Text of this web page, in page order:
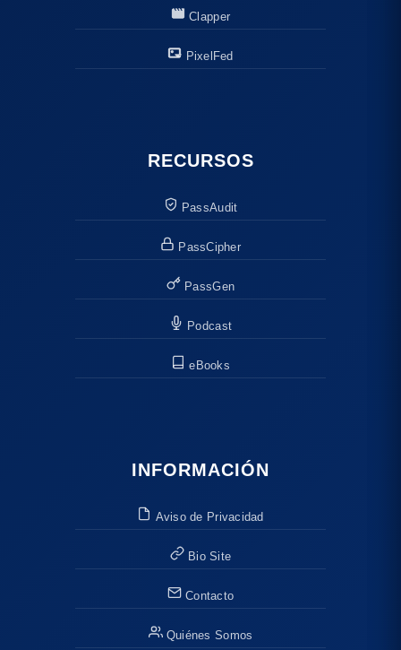
Clapper
PixelFed
RECURSOS
PassAudit
PassCipher
PassGen
Podcast
eBooks
INFORMACIÓN
Aviso de Privacidad
Bio Site
Contacto
Quiénes Somos